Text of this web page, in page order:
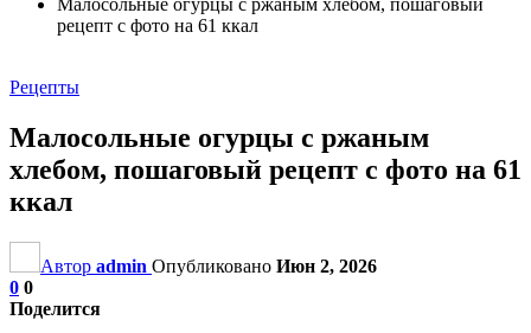
Малосольные огурцы с ржаным хлебом, пошаговый
рецепт с фото на 61 ккал
Рецепты
Малосольные огурцы с ржаным
хлебом, пошаговый рецепт с фото на 61
ккал
Автор admin Опубликовано Июн 2, 2026
0 0
Поделится